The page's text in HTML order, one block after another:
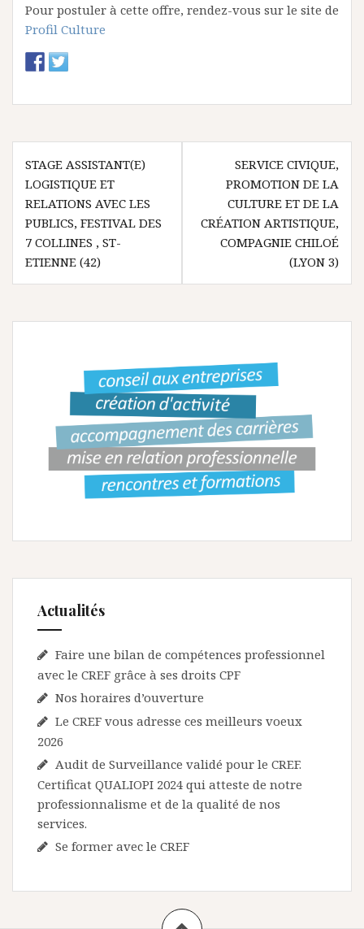
Pour postuler à cette offre, rendez-vous sur le site de
Profil Culture
N
g
t
a
r
STAGE ASSISTANT(E)
LOGISTIQUE ET
RELATIONS AVEC LES
PUBLICS, FESTIVAL DES
7 COLLINES , ST-
ETIENNE (42)
SERVICE CIVIQUE,
PROMOTION DE LA
CULTURE ET DE LA
CRÉATION ARTISTIQUE,
COMPAGNIE CHILOÉ
(LYON 3)
Actualités
Faire une bilan de compétences professionnel
avec le CREF grâce à ses droits CPF
Nos horaires d’ouverture
Le CREF vous adresse ces meilleurs voeux
2026
Audit de Surveillance validé pour le CREF.
Certificat QUALIOPI 2024 qui atteste de notre
professionnalisme et de la qualité de nos
services.
Se former avec le CREF